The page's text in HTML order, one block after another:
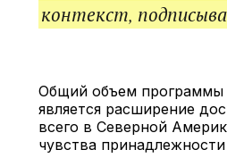
контекст,
Общий объем программы
является расширение
всего в Северной
чувства